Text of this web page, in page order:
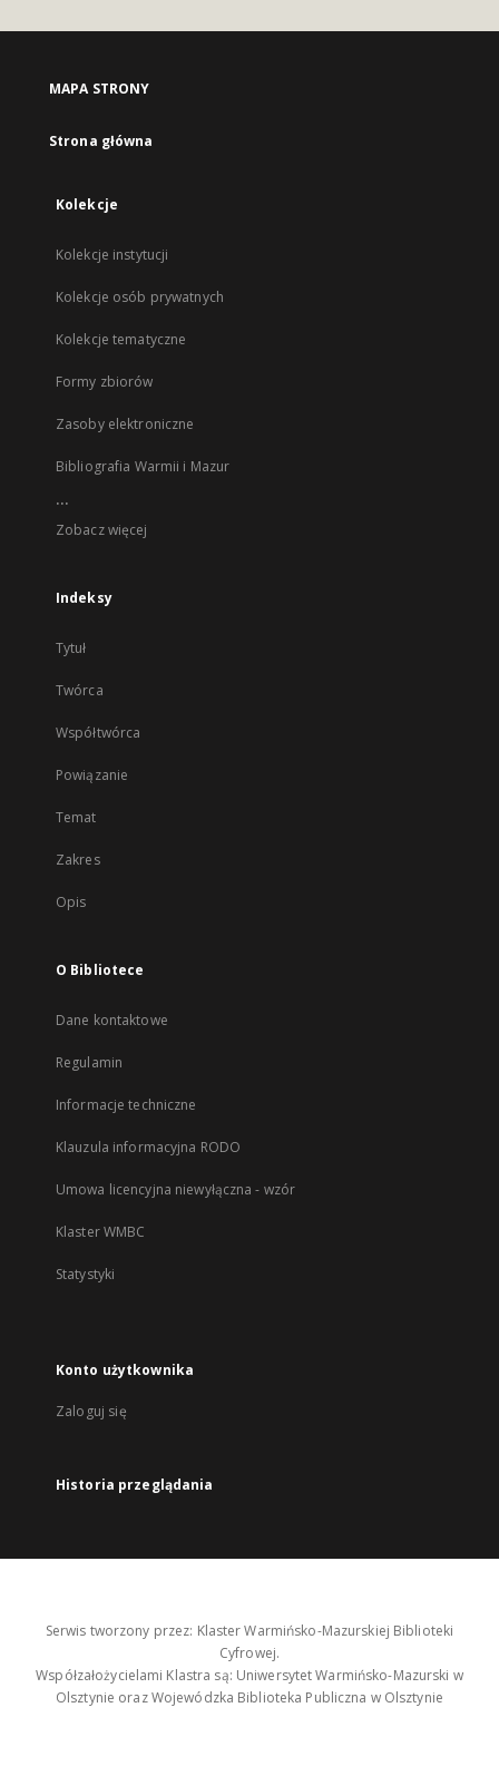
MAPA STRONY
Strona główna
Kolekcje
Kolekcje instytucji
Kolekcje osób prywatnych
Kolekcje tematyczne
Formy zbiorów
Zasoby elektroniczne
Bibliografia Warmii i Mazur
...
Zobacz więcej
Indeksy
Tytuł
Twórca
Współtwórca
Powiązanie
Temat
Zakres
Opis
O Bibliotece
Dane kontaktowe
Regulamin
Informacje techniczne
Klauzula informacyjna RODO
Umowa licencyjna niewyłączna - wzór
Klaster WMBC
Statystyki
Konto użytkownika
Zaloguj się
Historia przeglądania
Serwis tworzony przez: Klaster Warmińsko-Mazurskiej Biblioteki
Cyfrowej.
Współzałożycielami Klastra są: Uniwersytet Warmińsko-Mazurski w
Olsztynie oraz Wojewódzka Biblioteka Publiczna w Olsztynie